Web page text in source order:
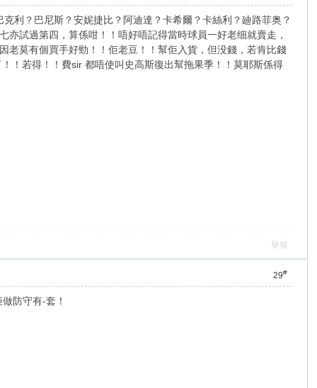
利？巴尼斯？安妮捷比？阿迪達？卡希爾？卡絲利？廸路菲奥？
試過第四，算係咁！！唔好唔記得當時球員一好老细就賣走，
老莫有個買手好勁！！佢老豆！！幫佢入貨，但没錢，若肯比錢
！若得！！費sir 都唔使叫史高斯復出幫拖果季！！莫耶斯係得
舉報
29#
防守有-套！